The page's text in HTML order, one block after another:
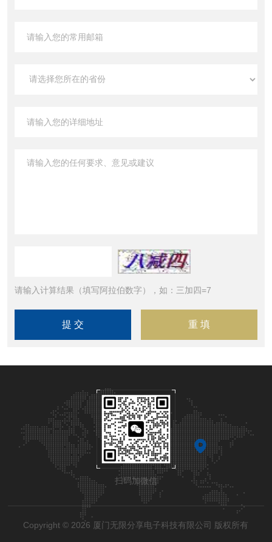
请输入计算结果（填写阿拉伯数字），如：三加四=7
扫码加微信
Copyright © 2026 厦门无限分享电子科技有限公司 版权所有